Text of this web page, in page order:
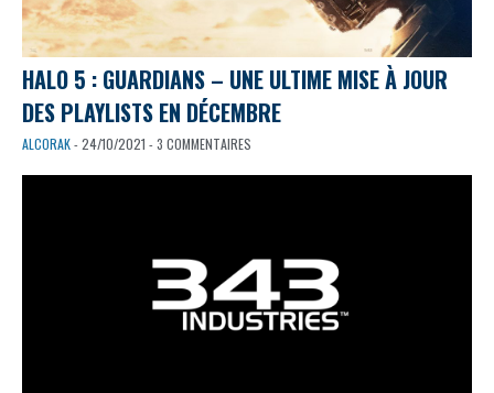
HALO 5 : GUARDIANS – UNE ULTIME MISE À JOUR
DES PLAYLISTS EN DÉCEMBRE
ALCORAK- 24/10/2021 - 3 COMMENTAIRES